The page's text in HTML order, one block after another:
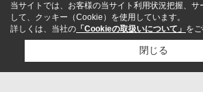
当サイトでは、お客様の当サイト利用状況把握、サ
して、クッキー（Cookie）を使用しています。
詳しくは、当社の 「Cookieの取扱いについて」 を
閉じる